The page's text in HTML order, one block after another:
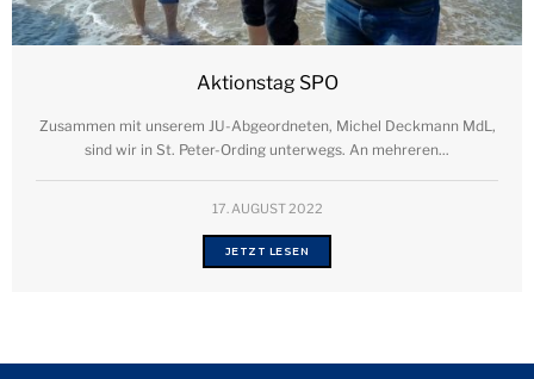
Aktionstag SPO
Zusammen mit unserem JU-Abgeordneten, Michel Deckmann MdL,
sind wir in St. Peter-Ording unterwegs. An mehreren...
17. AUGUST 2022
JETZT LESEN